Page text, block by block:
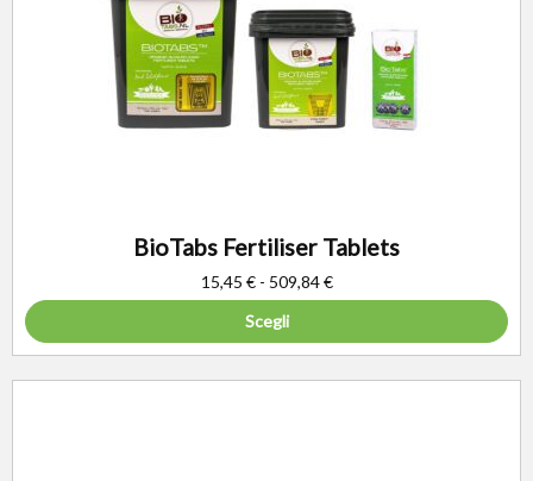
BioTabs Fertiliser Tablets
15,45 € - 509,84€
Scegli